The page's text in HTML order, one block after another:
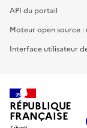
API du portail
Moteur open source :
Interface utilisateur
RÉPUBLIQUE
FRANÇAISE